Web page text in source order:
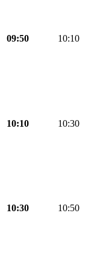
09:50 10:10
10:10 10:30
10:30 10:50